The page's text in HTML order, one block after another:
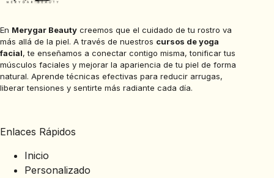
En Merygar Beauty creemos que el cuidado de tu rostro va
más allá de la piel. A través de nuestros cursos de yoga
facial, te enseñamos a conectar contigo misma, tonificar tus
músculos faciales y mejorar la apariencia de tu piel de forma
natural. Aprende técnicas efectivas para reducir arrugas,
liberar tensiones y sentirte más radiante cada día.
Enlaces Rápidos
Inicio
Personalizado